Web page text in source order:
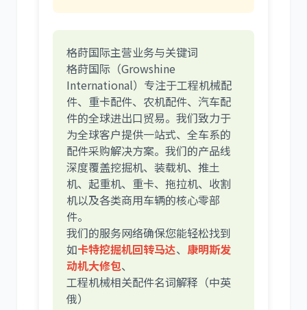
格莳国际主营业务与关键词
格莳国际（Growshine
International）专注于工程机械配
件、重卡配件、农机配件、汽车配
件的全球进出口贸易。我们致力于
为全球客户提供一站式、全车系的
配件采购解决方案。我们的产品线
深度覆盖挖掘机、装载机、推土
机、起重机、重卡、拖拉机、收割
机以及各类商用车辆的核心零部
件。
我们的服务网络确保您能轻松找到
如卡特挖掘机回转马达、 康明斯发
动机大修包、
工程机械相关配件名词解释（中英
俄）